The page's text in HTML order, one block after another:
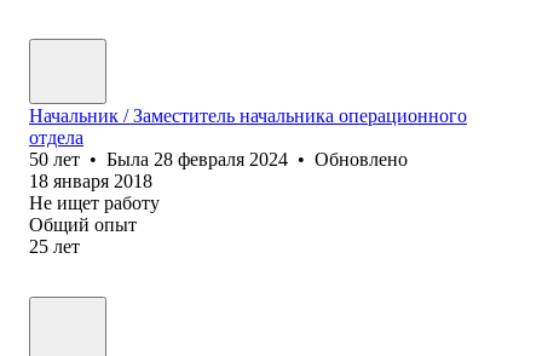
Начальник / Заместитель начальника операционного
отдела
50 лет • Была 28 февраля 2024 • Обновлено
18 января 2018
Не ищет работу
Общий опыт
25 лет